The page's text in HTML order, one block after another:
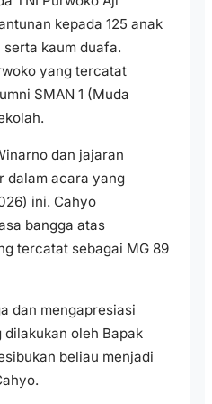
kepada 125 anak
kaum duafa.
yang tercatat
SMAN 1 (Muda
dan jajaran
dalam acara yang
ini. Cahyo
bangga atas
tercatat sebagai MG 89
dan mengapresiasi
oleh Bapak
beliau menjadi